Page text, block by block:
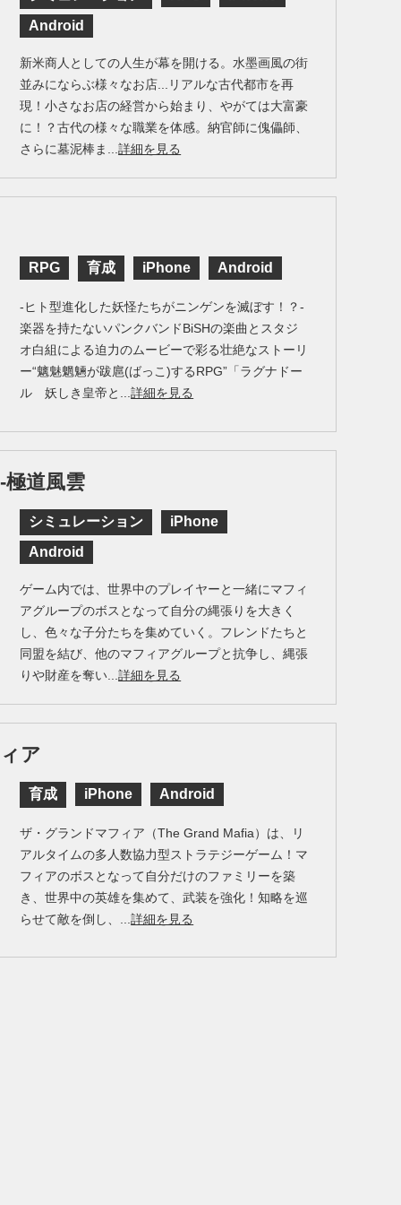
Android
新米商人としての人生が幕を開ける。水墨画風の街
並みにならぶ様々なお店...リアルな古代都市を再
現！小さなお店の経営から始まり、やがては大富豪
に！？古代の様々な職業を体感。納官師に傀儡師、
さらに墓泥棒ま...詳細を見る
RPG 育成 iPhone Android
-ヒト型進化した妖怪たちがニンゲンを滅ぼす！？-
楽器を持たないパンクバンドBiSHの楽曲とスタジ
オ白組による迫力のムービーで彩る壮絶なストーリ
ー“魑魅魍魎が跋扈(ばっこ)するRPG”「ラグナドー
ル 妖しき皇帝と...詳細を見る
道風雲
シミュレーション
iPhone
Android
ゲーム内では、世界中のプレイヤーと一緒にマフィ
アグループのボスとなって自分の縄張りを大きく
し、色々な子分たちを集めていく。フレンドたちと
同盟を結び、他のマフィアグループと抗争し、縄張
りや財産を奪い...詳細を見る
ア
育成 iPhone Android
ザ・グランドマフィア（The Grand Mafia）は、リ
アルタイムの多人数協力型ストラテジーゲーム！マ
フィアのボスとなって自分だけのファミリーを築
き、世界中の英雄を集めて、武装を強化！知略を巡
らせて敵を倒し、...詳細を見る